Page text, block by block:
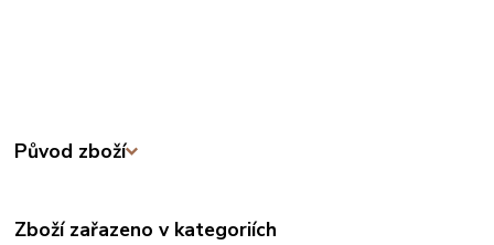
Původ zboží
Zboží zařazeno v kategoriích